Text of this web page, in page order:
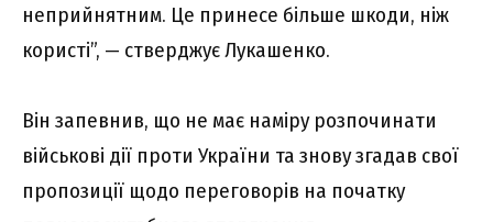
неприйнятним. Це принесе більше шкоди, ніж
користі”, — стверджує Лукашенко.
Він запевнив, що не має наміру розпочинати
військові дії проти України та знову згадав свої
пропозиції щодо переговорів на початку